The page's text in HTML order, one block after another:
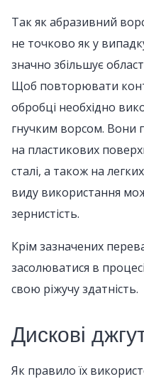
Так як абразивний
не точково як у
значно збільшує
Щоб повторювати
обробці необхідно
гнучким ворсом. Вони
на пластикових
сталі, а також на
виду використання
зернистість.
Крім зазначених
засолюватися в
свою ріжучу здатність.
Дискові
Як правило їх